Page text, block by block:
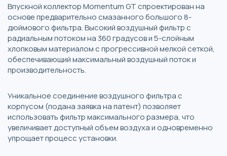
Впускной коллектор Momentum GT спроектирован на
основе предварительно смазанного большого 8-
дюймового фильтра. Высокий воздушный фильтр с
радиальным потоком на 360 градусов и 5-слойным
хлопковым материалом с прогрессивной мелкой сеткой,
обеспечивающий максимальный воздушный поток и
производительность.
Уникальное соединение воздушного фильтра с
корпусом (подана заявка на патент) позволяет
использовать фильтр максимального размера, что
увеличивает доступный объем воздуха и одновременно
упрощает процесс установки.